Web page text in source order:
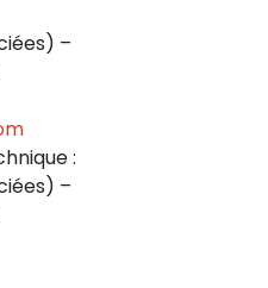
–
:
–